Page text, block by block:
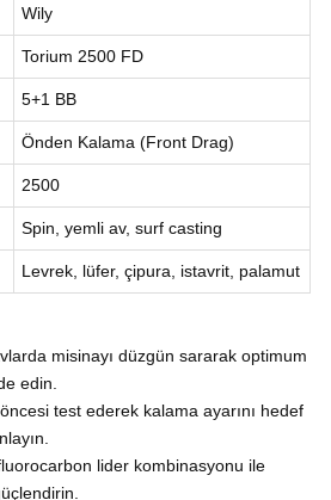
Wily
Torium 2500 FD
5+1 BB
Önden Kalama (Front Drag)
2500
Spin, yemli av, surf casting
Levrek, lüfer, çipura, istavrit, palamut
misinayı düzgün sararak optimum
edin.
test ederek kalama ayarını hedef
lider kombinasyonu ile